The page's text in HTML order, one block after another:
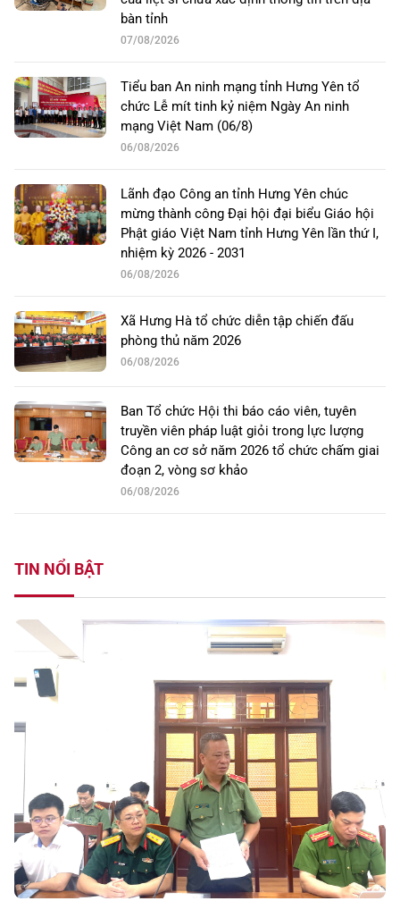
bàn tỉnh
07/08/2026
Tiểu ban An ninh mạng tỉnh Hưng Yên tổ
chức Lễ mít tinh kỷ niệm Ngày An ninh
mạng Việt Nam (06/8)
06/08/2026
Lãnh đạo Công an tỉnh Hưng Yên chúc
mừng thành công Đại hội đại biểu Giáo hội
Phật giáo Việt Nam tỉnh Hưng Yên lần thứ I,
nhiệm kỳ 2026 - 2031
06/08/2026
Xã Hưng Hà tổ chức diễn tập chiến đấu
phòng thủ năm 2026
06/08/2026
Ban Tổ chức Hội thi báo cáo viên, tuyên
truyền viên pháp luật giỏi trong lực lượng
Công an cơ sở năm 2026 tổ chức chấm giai
đoạn 2, vòng sơ khảo
06/08/2026
TIN NỔI BẬT